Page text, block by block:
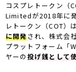
コスプレトークン（
Limitedが2018年に
レトークン（COT）
に開発され、株式会
プラットフォーム「
ヤーの 投げ銭として